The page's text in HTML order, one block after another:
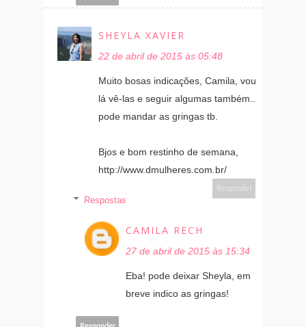
SHEYLA XAVIER
22 de abril de 2015 às 05:48
Muito bosas indicações, Camila, vou
lá vê-las e seguir algumas também..
pode mandar as gringas tb.
Bjos e bom restinho de semana,
http://www.dmulheres.com.br/
Responder
Respostas
CAMILA RECH
27 de abril de 2015 às 15:34
Eba! pode deixar Sheyla, em
breve indico as gringas!